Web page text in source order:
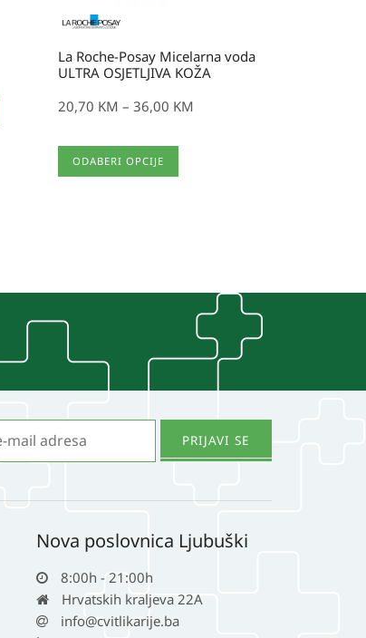
La Roche-Posay Micelarna voda
ULTRA OSJETLJIVA KOŽA
20,70 KM – 36,00 KM
ODABERI OPCIJE
Ovaj
proizvod
se
mogu
stranici
proizvoda
Nova poslovnica Ljubuški
8:00h - 21:00h
Hrvatskih kraljeva 22A
info@cvitlikarije.ba